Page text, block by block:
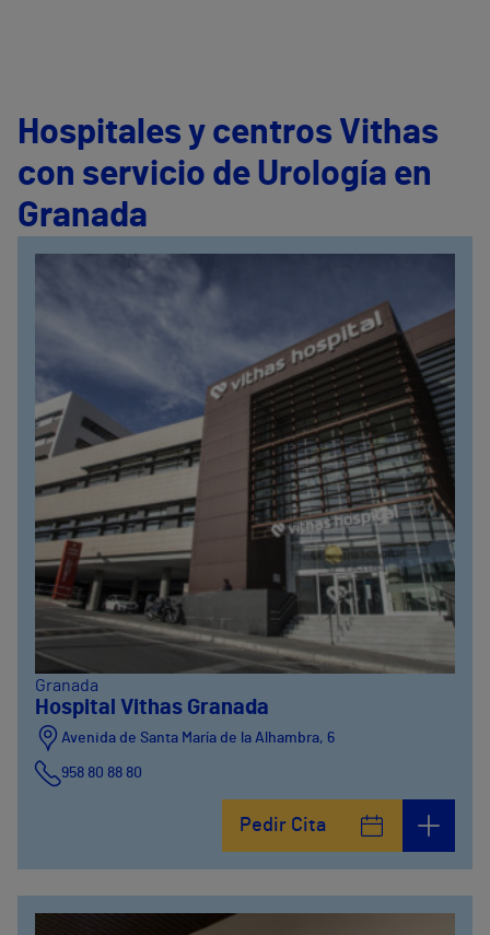
Hospitales y centros Vithas
con servicio de Urología en
Granada
Granada
Hospital Vithas Granada
Avenida de Santa María de la Alhambra, 6
958 80 88 80
Pedir Cita